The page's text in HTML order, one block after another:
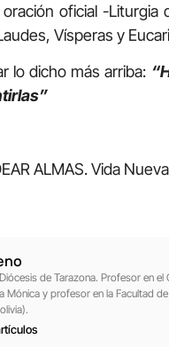
oficial -
Vísperas y
lo dicho más arriba:
ALMAS. Vida
de Tarazona. Profesor en
Mónica y profesor en la Facultad